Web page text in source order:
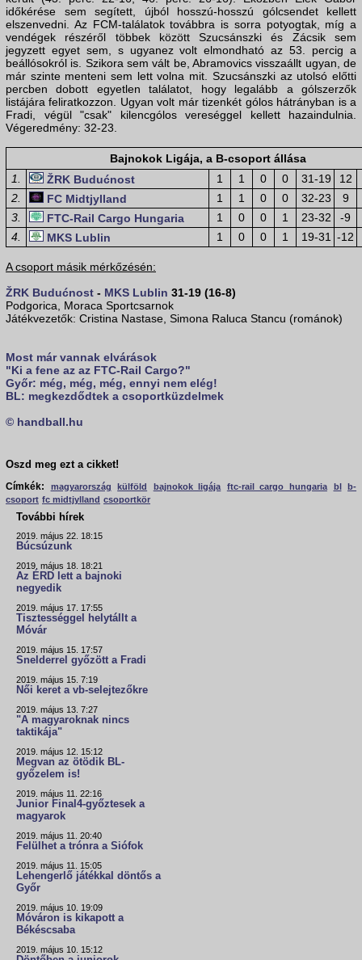
időkérése sem segített, újból hosszú-hosszú gólcsendet kellett
elszenvedni. Az FCM-találatok továbbra is sorra potyogtak, míg a
vendégek részéről többek között Szucsánszki és Zácsik sem
jegyzett egyet sem, s ugyanez volt elmondható az 53. percig a
beállósokról is. Szikora sem vált be, Abramovics visszaállt ugyan, de
már szinte menteni sem lett volna mit. Szucsánszki az utolsó előtti
percben dobott egyetlen találatot, hogy legalább a gólszerzők
listájára feliratkozzon. Ugyan volt már tizenkét gólos hátrányban is a
Fradi, végül "csak" kilencgólos vereséggel kellett hazaindulnia.
Végeredmény: 32-23.
Bajnokok Ligája, a B-csoport állása
1.
ŽRK Budućnost 1 1 0 0 31-19
12
2.
FC Midtjylland 1 1 0 0 32-23
9
3.
FTC-Rail Cargo Hungaria 1 0 0 1 23-32
-9
4.
MKS Lublin 1 0 0 1 19-31 -12
A csoport másik mérkőzésén:
ŽRK Budućnost - MKS Lublin 31-19 (16-8)
Podgorica, Moraca Sportcsarnok
Játékvezetők: Cristina Nastase, Simona Raluca Stancu (románok)
Most már vannak elvárások
"Ki a fene az az FTC-Rail Cargo?"
Győr: még, még, még, ennyi nem elég!
BL: megkezdődtek a csoportküzdelmek
© handball.hu
Oszd meg ezt a cikket!
Címkék:
magyarország külföld bajnokok ligája ftc-rail cargo hungaria bl
b-
csoport fc midtjylland csoportkör
További hírek
2019. május 22. 18:15
Búcsúzunk
2019. május 18. 18:21
Az ÉRD lett a bajnoki
negyedik
2019. május 17. 17:55
Tisztességgel helytállt a
Móvár
2019. május 15. 17:57
Snelderrel győzött a Fradi
2019. május 15. 7:19
Női keret a vb-selejtezőkre
2019. május 13. 7:27
"A magyaroknak nincs
taktikája"
2019. május 12. 15:12
Megvan az ötödik BL-
győzelem is!
2019. május 11. 22:16
Junior Final4-győztesek a
magyarok
2019. május 11. 20:40
Felülhet a trónra a Siófok
2019. május 11. 15:05
Lehengerlő játékkal döntős a
Győr
2019. május 10. 19:09
Móváron is kikapott a
Békéscsaba
2019. május 10. 15:12